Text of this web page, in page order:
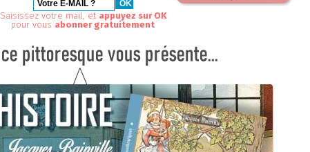
Saisissez votre mail, et appuyez sur OK
pour vous abonner gratuitement